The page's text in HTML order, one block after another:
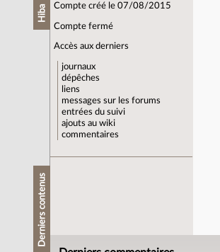
Hiba Compte créé le 07/08/2015
Compte fermé
Accès aux derniers
journaux
dépêches
liens
messages sur les forums
entrées du suivi
ajouts au wiki
commentaires
Derniers contenus